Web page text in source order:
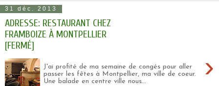
31 déc. 2013
ADRESSE: RESTAURANT CHEZ
FRAMBOIZE À MONTPELLIER
[FERMÉ]
›
J'ai profité de ma semaine de congés pour aller
passer les fêtes à Montpellier, ma ville de coeur.
Une balade en centre ville nous...